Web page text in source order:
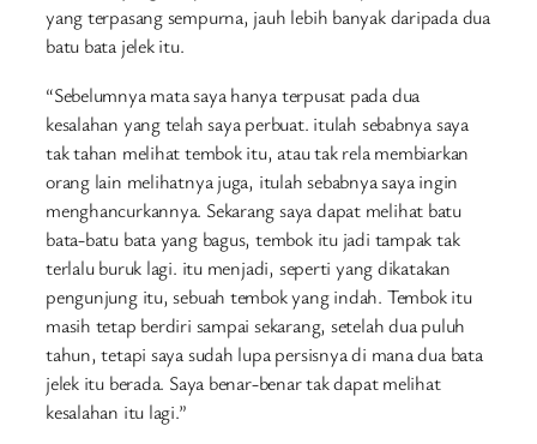
yang terpasang sempurna, jauh lebih banyak daripada dua
batu bata jelek itu.
“Sebelumnya mata saya hanya terpusat pada dua
kesalahan yang telah saya perbuat. itulah sebabnya saya
tak tahan melihat tembok itu, atau tak rela membiarkan
orang lain melihatnya juga, itulah sebabnya saya ingin
menghancurkannya. Sekarang saya dapat melihat batu
bata-batu bata yang bagus, tembok itu jadi tampak tak
terlalu buruk lagi. itu menjadi, seperti yang dikatakan
pengunjung itu, sebuah tembok yang indah. Tembok itu
masih tetap berdiri sampai sekarang, setelah dua puluh
tahun, tetapi saya sudah lupa persisnya di mana dua bata
jelek itu berada. Saya benar-benar tak dapat melihat
kesalahan itu lagi.”